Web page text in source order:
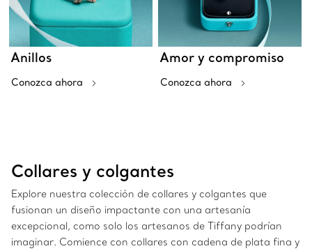
Anillos
Conozca ahora
Amor y compromiso
Conozca ahora
Collares y colgantes
Explore nuestra colección de collares y colgantes que
fusionan un diseño impactante con una artesanía
excepcional, como solo los artesanos de Tiffany podrían
imaginar. Comience con collares con cadena de plata fina y